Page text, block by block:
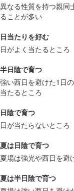
異なる性質を持つ親同
ることが多い
日当たりを好む
日がよく当たるところ
半日陰で育つ
強い西日を避けた1日
当たるところ
日陰で育つ
日が当たらないところ
夏は日陰で育つ
夏場は強光や西日を避
夏は半日陰で育つ